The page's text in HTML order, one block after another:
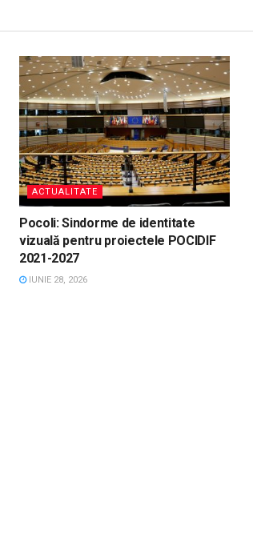
ACTUALITATE
Pocoli: Sindorme de identitate
vizuală pentru proiectele POCIDIF
2021-2027
IUNIE 28, 2026